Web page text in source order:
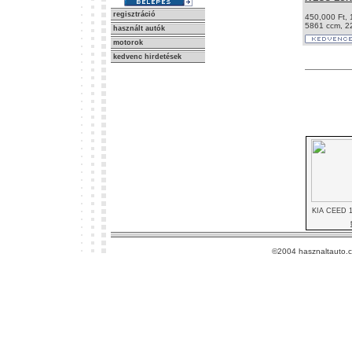
regisztráció
használt autók
motorok
kedvenc hirdetések
450,000 Ft,
5861 ccm,
KIA CEED
©2004